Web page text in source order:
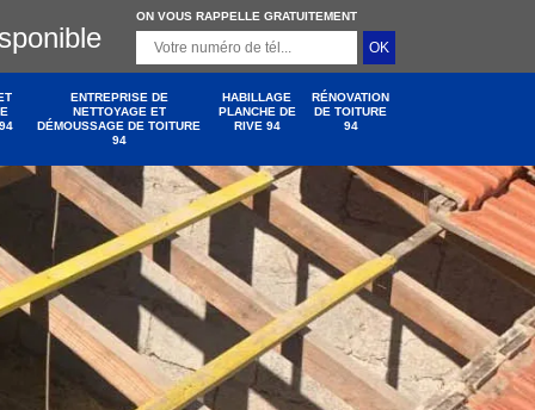
ON VOUS RAPPELLE GRATUITEMENT
ENTREPRISE DE
NETTOYAGE ET
DÉMOUSSAGE DE TOITURE
94
HABILLAGE
PLANCHE DE
RIVE 94
RÉNOVATION
DE TOITURE
94